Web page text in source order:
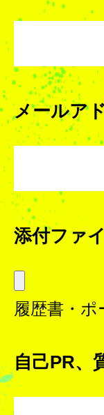
メールア
添付ファ
履歴書・
自己PR、